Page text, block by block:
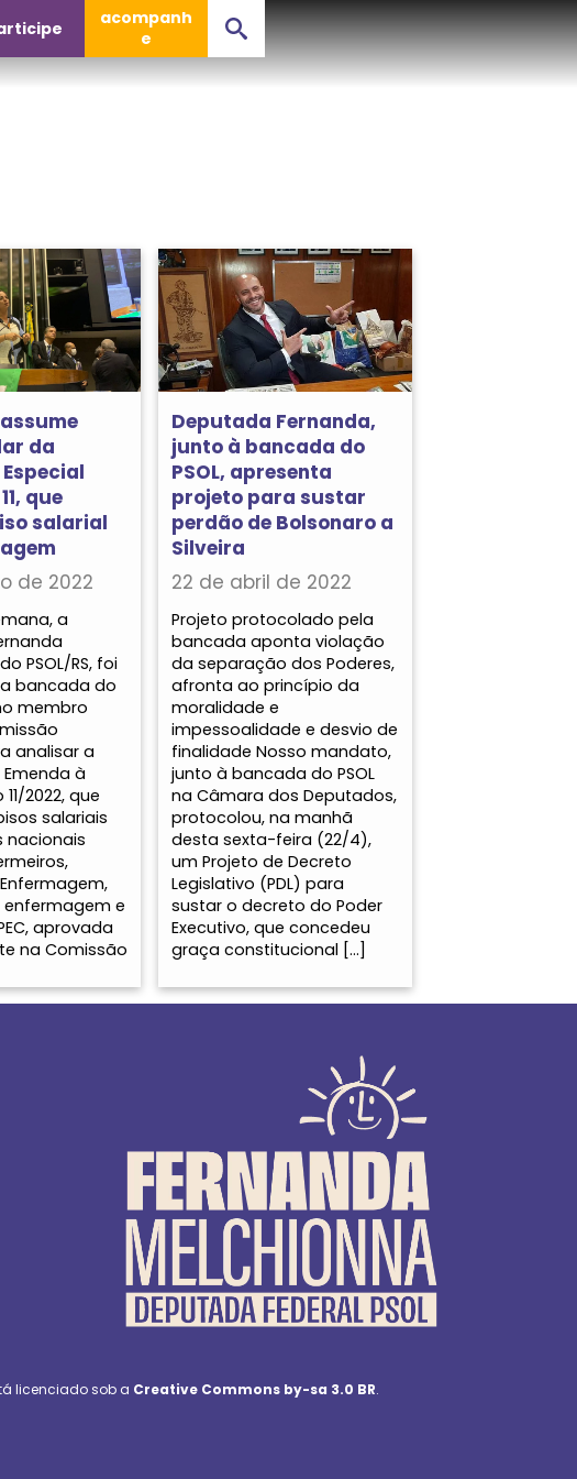
acompanh
e
da
que
salarial
de 2022
a
PSOL/RS, foi
bancada do
membro
analisar a
à
2022, que
salariais
nacionais
enfermagem e
aprovada
na Comissão
Deputada Fernanda,
junto à bancada do
PSOL, apresenta
projeto para sustar
perdão de Bolsonaro a
Silveira
22 de abril de 2022
Projeto protocolado pela
bancada aponta violação
da separação dos Poderes,
afronta ao princípio da
moralidade e
impessoalidade e desvio de
finalidade Nosso mandato,
junto à bancada do PSOL
na Câmara dos Deputados,
protocolou, na manhã
desta sexta-feira (22/4),
um Projeto de Decreto
Legislativo (PDL) para
sustar o decreto do Poder
Executivo, que concedeu
graça constitucional […]
licenciado sob a Creative Commons by-sa 3.0 BR.